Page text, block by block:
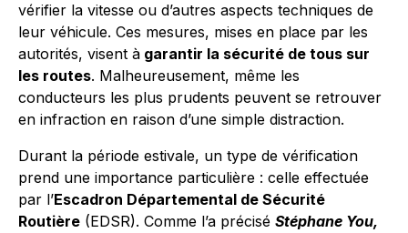
vérifier la vitesse ou d’autres aspects techniques de
leur véhicule. Ces mesures, mises en place par les
autorités, visent à garantir la sécurité de tous sur
les routes. Malheureusement, même les
conducteurs les plus prudents peuvent se retrouver
en infraction en raison d’une simple distraction.
Durant la période estivale, un type de vérification
prend une importance particulière : celle effectuée
par l’Escadron Départemental de Sécurité
Routière (EDSR). Comme l’a précisé Stéphane You,